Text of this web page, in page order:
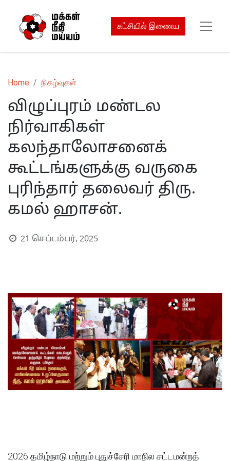
கட்சியில் இணைய
Home நிகழ்வுகள்
விழுப்புரம் மண்டல
நிர்வாகிகள்
கலந்தாலோசனைக்
கூட்டங்களுக்கு வருகை
புரிந்தார் தலைவர் திரு.
கமல் ஹாசன்.
21 செப்டம்பர், 2025
2026 தமிழ்நாடு மற்றும் புதுச்சேரி மாநில சட்டமன்றத்